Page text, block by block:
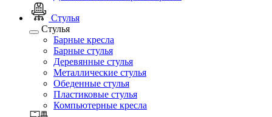
Стулья
Стулья
Барные кресла
Барные стулья
Деревянные стулья
Металлические стулья
Обеденные стулья
Пластиковые стулья
Компьютерные кресла